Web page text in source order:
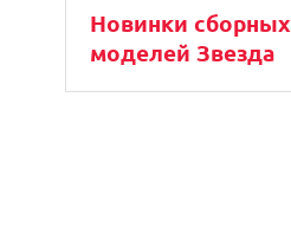
Новинки сборных
моделей Звезда